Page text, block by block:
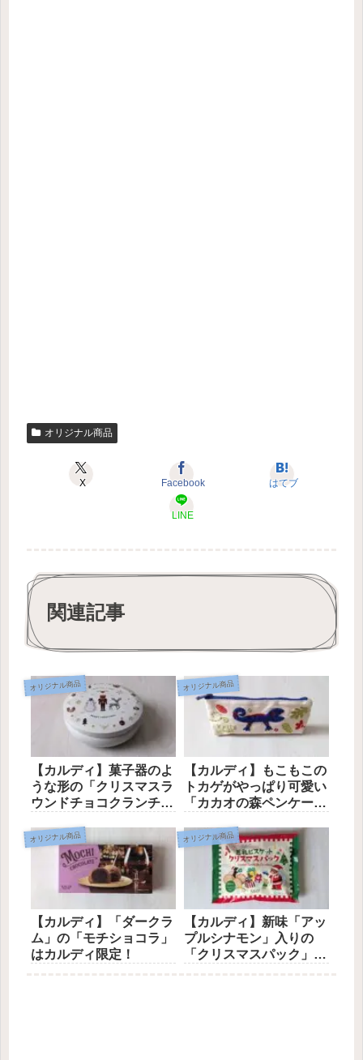
オリジナル商品
X Facebook はてブ
LINE
関連記事
オリジナル商品
【カルディ】菓子器のよ
うな形の「クリスマスラ
ウンドチョコクランチ
オリジナル商品
【カルディ】もこもこの
トカゲがやっぱり可愛い
「カカオの森ペンケー
オリジナル商品
【カルディ】「ダークラ
ム」の「モチショコラ」
はカルディ限定！
オリジナル商品
【カルディ】新味「アッ
プルシナモン」入りの
「クリスマスパック」登